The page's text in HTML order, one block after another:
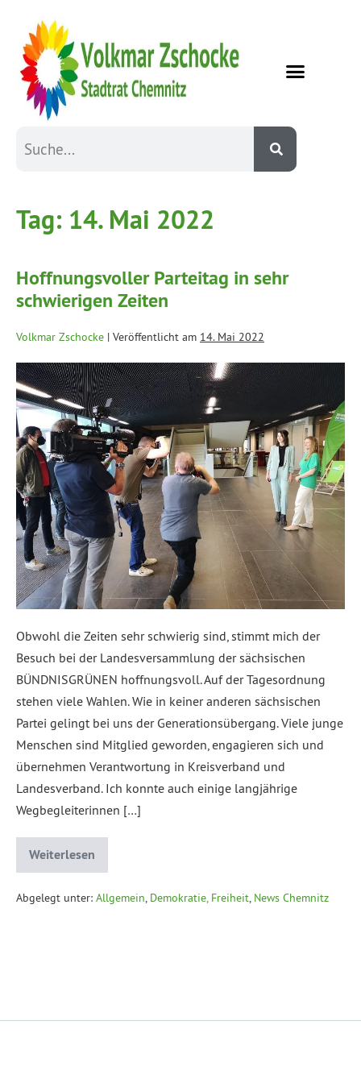
Tag: 14. Mai 2022
Hoffnungsvoller Parteitag in sehr
schwierigen Zeiten
Volkmar Zschocke | Veröffentlicht am 14. Mai 2022
Obwohl die Zeiten sehr schwierig sind, stimmt mich der
Besuch bei der Landesversammlung der sächsischen
BÜNDNISGRÜNEN hoffnungsvoll. Auf der Tagesordnung
stehen viele Wahlen. Wie in keiner anderen sächsischen
Partei gelingt bei uns der Generationsübergang. Viele junge
Menschen sind Mitglied geworden, engagieren sich und
übernehmen Verantwortung in Kreisverband und
Landesverband. Ich konnte auch einige langjährige
Wegbegleiterinnen […]
Weiterlesen
Abgelegt unter: Allgemein Demokratie, Freiheit News Chemnitz